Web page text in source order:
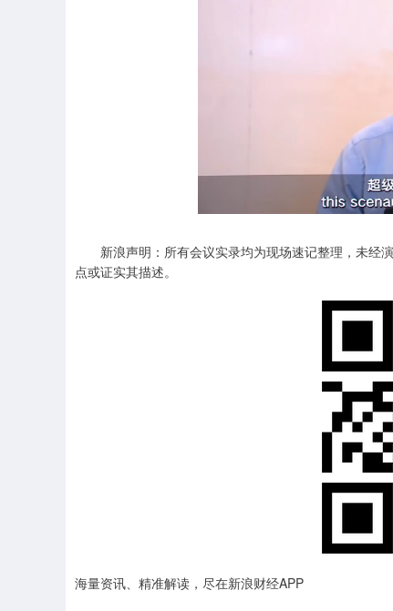
新浪声明：所有会议实录均为现场速记整理，未经
点或证实其描述。
海量资讯、精准解读，尽在新浪财经APP